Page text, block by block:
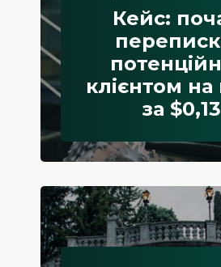
Кейс:
клієнтом
за $0,13